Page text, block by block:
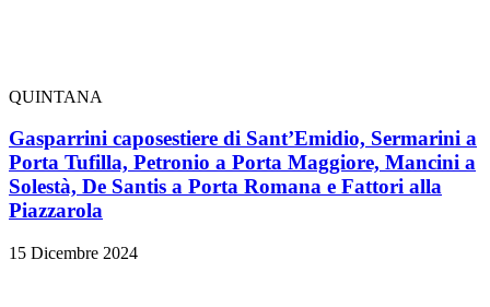
QUINTANA
Gasparrini caposestiere di Sant’Emidio, Sermarini a
Porta Tufilla, Petronio a Porta Maggiore, Mancini a
Solestà, De Santis a Porta Romana e Fattori alla
Piazzarola
15 Dicembre 2024